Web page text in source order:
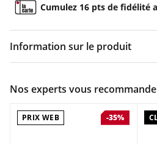
Cumulez 16 pts de fidélité
Information sur le produit
Tu es au top du style avec ce t-
Nos experts vous
PRIX WEB -35%